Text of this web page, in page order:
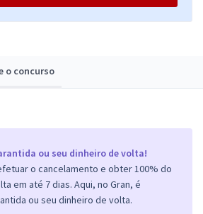
o concurso
ou seu dinheiro de volta!
o cancelamento e obter 100% do
em até 7 dias. Aqui, no Gran, é
ou seu dinheiro de volta.